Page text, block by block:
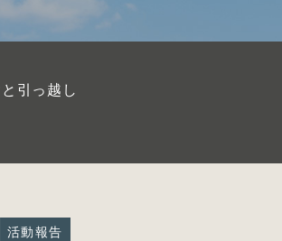
引っ越し
活動報告